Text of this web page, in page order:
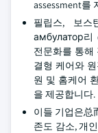
assessment를
필립스, 보스
амбулатор리
전문화를 통해
결형 케어와
원 및 홈케어
을 제공합니다.
이들 기업은总
존도 감소, 개